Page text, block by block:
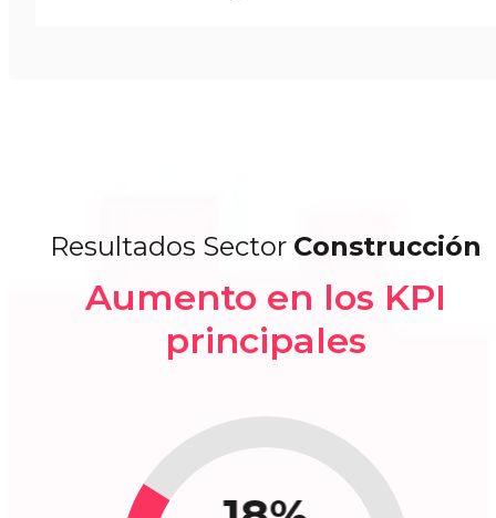
Resultados Sector Construcción
Aumento en los KPI
principales